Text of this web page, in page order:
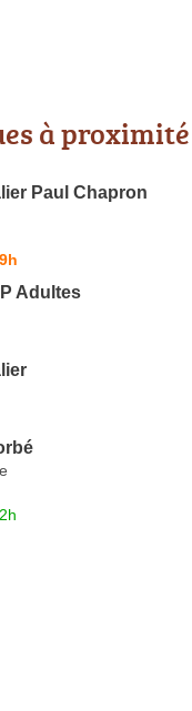
à proximité
Paul Chapron
Adultes